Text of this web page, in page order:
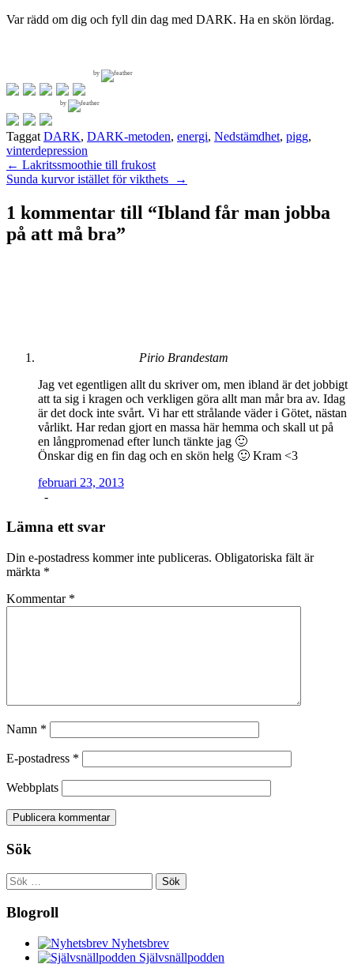
Var rädd om dig och fyll din dag med DARK. Ha en skön lördag.
by
by
Taggat DARK, DARK-metoden, energi, Nedstämdhet, pigg,
vinterdepression
Inläggsnavigering
← Lakritssmoothie till frukost
Sunda kurvor istället för vikthets
→
1 kommentar till “Ibland får man jobba
på att må bra”
Pirio Brandestam
Jag vet egentligen allt du skriver om, men ibland är det jobbigt
att ta sig i kragen och verkligen göra allt man mår bra av. Idag
är det dock inte svårt. Vi har ett strålande väder i Götet, nästan
vårlikt. Har redan gjort en massa här hemma och skall ut på
en långpromenad efter lunch tänkte jag 🙂
Önskar dig en fin dag och en skön helg 🙂 Kram <3
februari 23, 2013
-
Lämna ett svar
Din e-postadress kommer inte publiceras. Obligatoriska fält är
märkta *
Kommentar *
Namn *
E-postadress *
Webbplats
Sök
Sök
efter:
Blogroll
Nyhetsbrev
Självsnällpodden